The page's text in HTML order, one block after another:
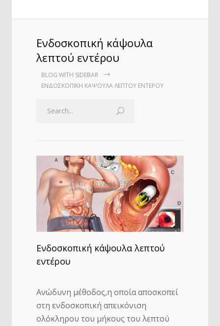
Ενδοσκοπική κάψουλα
λεπτού εντέρου
BLOG WITH SIDEBAR
ΕΝΔΟΣΚΟΠΙΚΉ ΚΆΨΟΥΛΑ ΛΕΠΤΟΎ ΕΝΤΈΡΟΥ
Ενδοσκοπική κάψουλα λεπτού
εντέρου
Ανώδυνη μέθοδος,η οποία αποσκοπεί
στη ενδοσκοπική απεικόνιση
ολόκληρου του μήκους του λεπτού